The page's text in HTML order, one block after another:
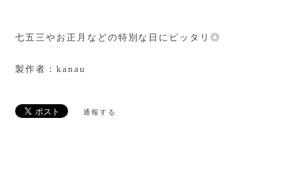
七五三やお正月などの特別な日にピッタリ◎
製作者：kanau
通報する